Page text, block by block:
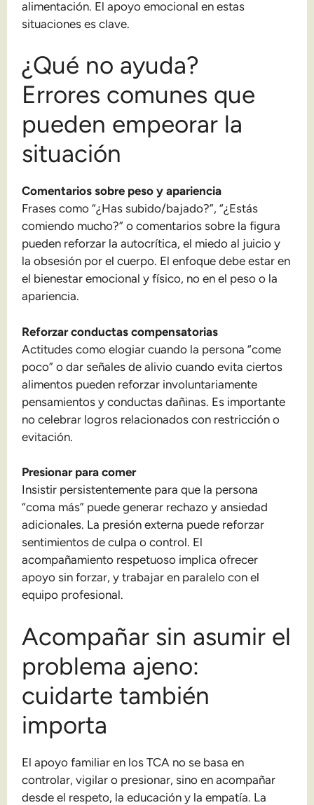
alimentación. El apoyo emocional en estas
situaciones es clave.
¿Qué no ayuda?
Errores comunes que
pueden empeorar la
situación
Comentarios sobre peso y apariencia
Frases como “¿Has subido/bajado?”, “¿Estás
comiendo mucho?” o comentarios sobre la figura
pueden reforzar la autocrítica, el miedo al juicio y
la obsesión por el cuerpo. El enfoque debe estar en
el bienestar emocional y físico, no en el peso o la
apariencia.
Reforzar conductas compensatorias
Actitudes como elogiar cuando la persona “come
poco” o dar señales de alivio cuando evita ciertos
alimentos pueden reforzar involuntariamente
pensamientos y conductas dañinas. Es importante
no celebrar logros relacionados con restricción o
evitación.
Presionar para comer
Insistir persistentemente para que la persona
“coma más” puede generar rechazo y ansiedad
adicionales. La presión externa puede reforzar
sentimientos de culpa o control. El
acompañamiento respetuoso implica ofrecer
apoyo sin forzar, y trabajar en paralelo con el
equipo profesional.
Acompañar sin asumir el
problema ajeno:
cuidarte también
importa
El apoyo familiar en los TCA no se basa en
controlar, vigilar o presionar, sino en acompañar
desde el respeto, la educación y la empatía. La